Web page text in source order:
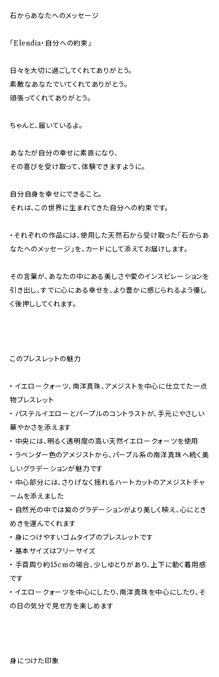
石からあなたへのメッセージ
「Elendia・自分への約束」
日々を大切に過ごしてくれてありがとう。
素敵なあなたでいてくれてありがとう。
頑張ってくれてありがとう。
ちゃんと、届いているよ。
あなたが自分の幸せに素直になり、
その喜びを受け取って、体験できますように。
自分自身を幸せにできること。
それは、この世界に生まれてきた自分への約束です。
・それぞれの作品には、使用した天然石から受け取った「石からあ
なたへのメッセージ」を、カードにして添えてお届けします。
その言葉が、あなたの中にある美しさや愛のインスピレーションを
引き出し、すでに心にある幸せを、より豊かに感じられるよう優し
く後押ししてくれます。
このブレスレットの魅力
• イエロークォーツ、南洋真珠、アメジストを中心に仕立てた一点
物ブレスレット
• パステルイエローとパープルのコントラストが、手元にやさしい
華やかさを添えます
• 中央には、明るく透明度の高い天然イエロークォーツを使用
• ラベンダー色のアメジストから、パープル系の南洋真珠へ続く美
しいグラデーションが魅力です
• 中心部分には、さりげなく揺れるハートカットのアメジストチャ
ームを添えました
• 自然光の中では紫のグラデーションがより美しく映え、心にとき
めきを運んでくれます
• 身につけやすいゴムタイプのブレスレットです
• 基本サイズはフリーサイズ
• 手首周り約15cmの場合、少しゆとりがあり、上下に動く着用感
です
• イエロークォーツを中心にしたり、南洋真珠を中心にしたり、そ
の日の気分で見せ方を楽しめます
身につけた印象